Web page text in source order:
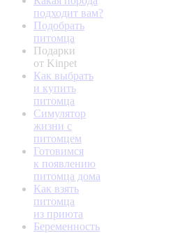
подходит вам?
Подобрать
питомца
Подарки
от Kinpet
Как выбрать
и купить
питомца
Симулятор
жизни с
питомцем
Готовимся
к появлению
питомца дома
Как взять
питомца
из приюта
Беременность